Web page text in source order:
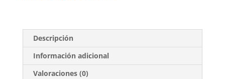
cantidad
Descripción
Información adicional
Valoraciones (0)